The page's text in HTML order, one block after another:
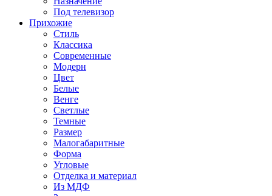
Под телевизор
Прихожие
Стиль
Классика
Современные
Модерн
Цвет
Белые
Венге
Светлые
Темные
Размер
Малогабаритные
Форма
Угловые
Отделка и материал
Из МДФ